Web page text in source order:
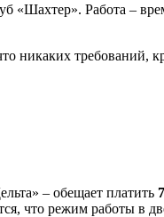
Работа –
никаких требований,
– обещает платить
что режим работы в